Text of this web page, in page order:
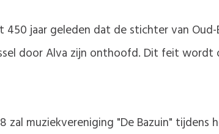
450 jaar geleden dat de stichter van
door Alva zijn onthoofd. Dit feit wordt
zal muziekvereniging "De Bazuin"